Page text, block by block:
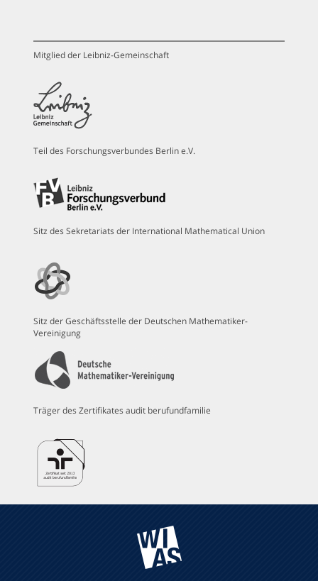
Mitglied der Leibniz-Gemeinschaft
Teil des Forschungsverbundes Berlin e.V.
Sitz des Sekretariats der International Mathematical Union
Sitz der Geschäftsstelle der Deutschen Mathematiker-
Vereinigung
Träger des Zertifikates audit berufundfamilie